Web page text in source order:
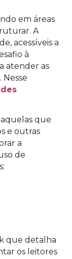
em áreas
A
acessíveis a
à
atender as
Nesse
que
e outras
a
de
que detalha
os leitores